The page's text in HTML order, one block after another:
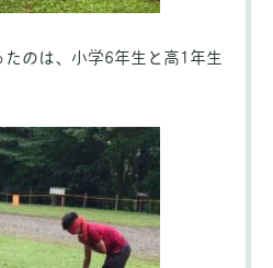
のは、小学6年生と高1年生